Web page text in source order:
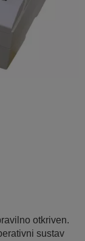
otkriven.
sustav